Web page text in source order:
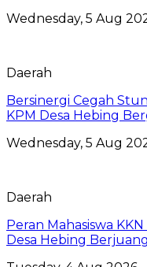
Wednesday, 5 Aug
Daerah
Bersinergi Cegah
KPM Desa Hebing
Wednesday, 5 Aug
Daerah
Peran Mahasiswa
Desa Hebing